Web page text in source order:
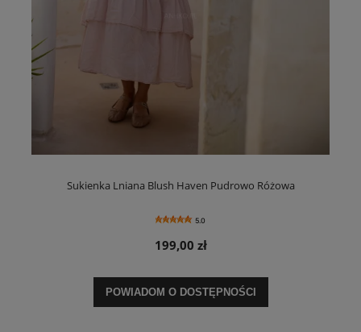
Sukienka Lniana Blush Haven Pudrowo Różowa
5.0
199,00 zł
POWIADOM O DOSTĘPNOŚCI